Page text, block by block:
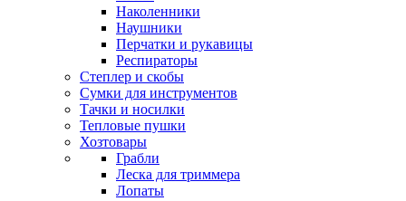
Наколенники
Наушники
Перчатки и рукавицы
Респираторы
Степлер и скобы
Сумки для инструментов
Тачки и носилки
Тепловые пушки
Хозтовары
Грабли
Леска для триммера
Лопаты